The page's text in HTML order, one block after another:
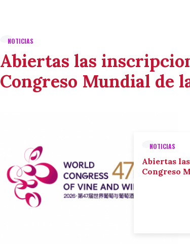
NOTICIAS
Abiertas las
Congreso Mundial de
NOTICIAS
Abiertas
Congreso